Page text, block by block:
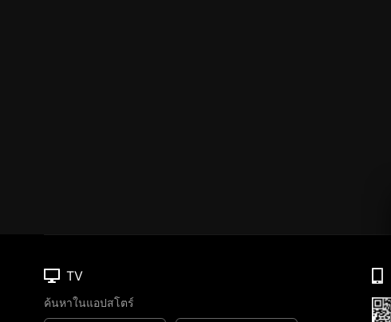
TV
ค้นหาในแอปสโตร์